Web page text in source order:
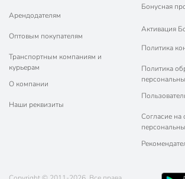
Арендодателям
Оптовым покупателям
Транспортным компаниям и
курьерам
О компании
Наши реквизиты
Бонусная
Активация
Политика
Политика
Согласие на